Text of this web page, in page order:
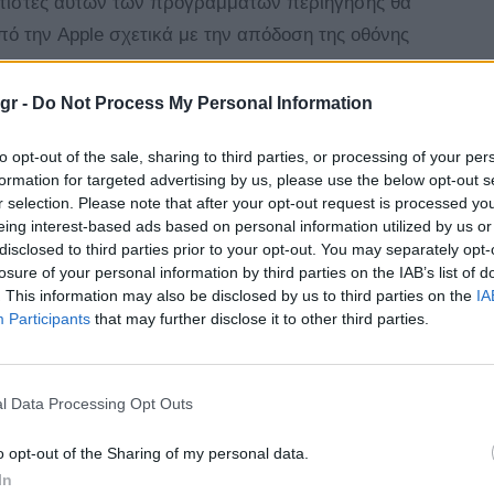
- Do Not Process My Personal Information
opt-out of the sale, sharing to third parties, or processing of your
for targeted advertising by us, please use the below opt-out
selection. Please note that after your opt-out request is processed
interest-based ads based on personal information utilized by us
to third parties prior to your opt-out. You may separately
of your personal information by third parties on the IAB’s list of
This information may also be disclosed by us to third parties on the
Participants that may further disclose it to other third parties.
Data Processing Opt Outs
opt-out of the Sharing of my personal data.
την Apple σχετικά με την απόδοση της οθόνης
περιήγησης ως προεπιλογή μέσω αυτής της
Safari στο Dock σας ή στην πρώτη σελίδα της
πρόγραμμα περιήγησής σας θα αντικαταστήσει
οθόνη σας”. Εάν το προτιμώμενο
ήδη εγκατεστημένο, θα ανοίξει μόλις το
τότε θα ξεκινήσει η λήψη του.
Tagged
with
Apple